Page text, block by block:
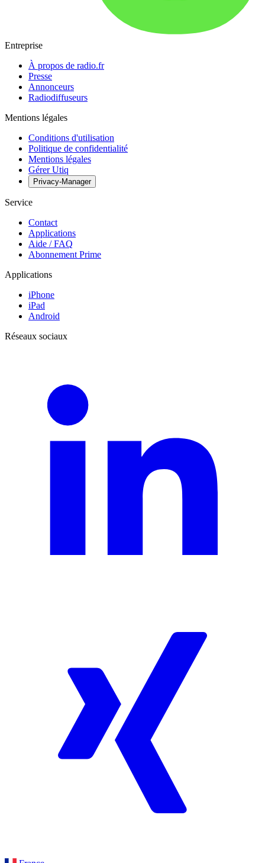
Entreprise
À propos de radio.fr
Presse
Annonceurs
Radiodiffuseurs
Mentions légales
Conditions d'utilisation
Politique de confidentialité
Mentions légales
Gérer Utiq
Privacy-Manager
Service
Contact
Applications
Aide / FAQ
Abonnement Prime
Applications
iPhone
iPad
Android
Réseaux sociaux